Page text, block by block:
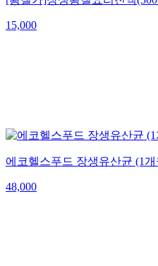
15,000
에코헬스푸드 장생유산균 (1개
48,000